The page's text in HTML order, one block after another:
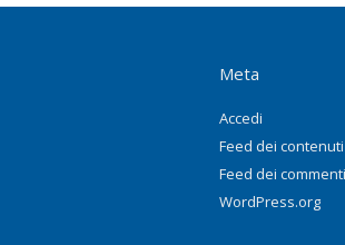
Meta
Accedi
Feed dei contenuti
Feed dei commenti
WordPress.org